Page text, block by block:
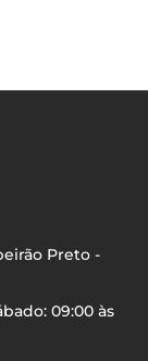
Preto -
09:00 às